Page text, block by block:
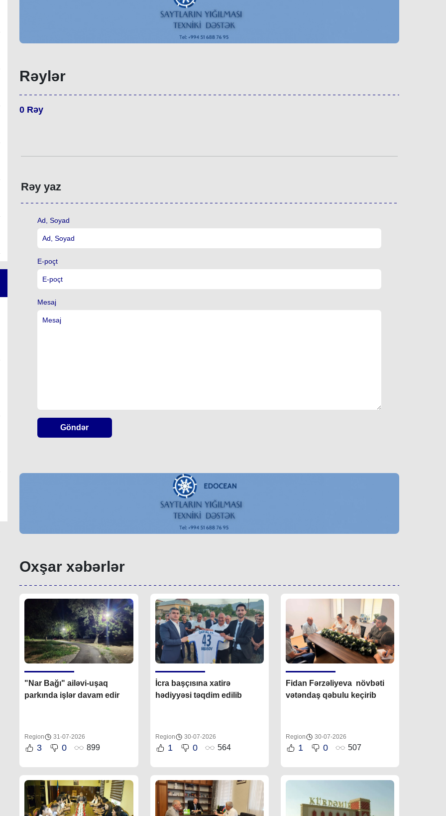
Rəylər
0 Rəy
Rəy yaz
Ad, Soyad
E-poçt
Mesaj
Göndər
Oxşar xəbərlər
"Nar Bağı" ailəvi-uşaq
parkında işlər davam edir
Region 31-07-2026
3 0 899
İcra başçısına xatirə
hədiyyəsi təqdim edilib
Region 30-07-2026
1 0 564
Fidan Fərzəliyeva növbəti
vətəndaş qəbulu keçirib
Region 30-07-2026
1 0 507